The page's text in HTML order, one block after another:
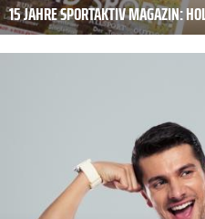
15 JAHRE SPORTAKTIV MAGAZIN: